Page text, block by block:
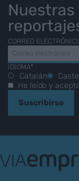
CORREO
IDIOMA*
Catalán
He leído y
Suscribirse